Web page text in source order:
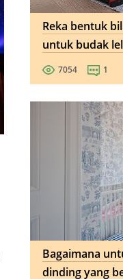
Reka bentuk
untuk budak
7054 1
Bagaimana
dinding yang